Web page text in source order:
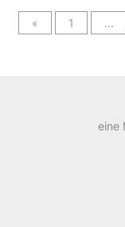
« 1 ...
eine